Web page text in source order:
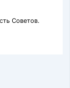
Советов.